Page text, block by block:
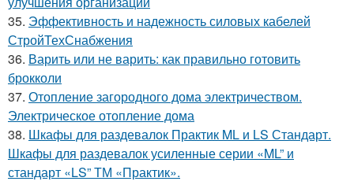
35. Эффективность и надежность силовых кабелей
СтройТехСнабжения
36. Варить или не варить: как правильно готовить
брокколи
37. Отопление загородного дома электричеством.
Электрическое отопление дома
38. Шкафы для раздевалок Практик ML и LS Стандарт.
Шкафы для раздевалок усиленные серии «ML” и
стандарт «LS” ТМ «Практик».